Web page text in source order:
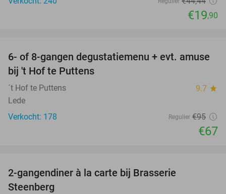
€19,90
29%
6- of 8-gangen degustatiemenu + evt. amuse
bij 't Hof te Puttens
´t Hof te Puttens 9.7 star
Lede
Verkocht: 178
Regulier €95
€67
2-gangendiner à la carte bij Brasserie
Steenberg